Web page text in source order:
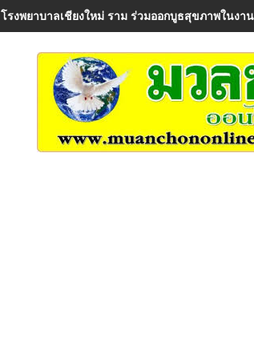
โรงพยาบาลเชียงใหม่ ราม ร่วมออกบูธสุขภาพในงา